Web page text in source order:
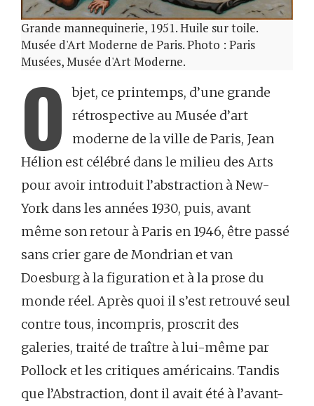
Grande mannequinerie, 1951. Huile sur toile.
Musée d'Art Moderne de Paris. Photo : Paris
Musées, Musée d'Art Moderne.
O
bjet, ce printemps, d’une grande
rétrospective au Musée d’art
moderne de la ville de Paris, Jean
Hélion est célébré dans le milieu des Arts
pour avoir introduit l’abstraction à New-
York dans les années 1930, puis, avant
même son retour à Paris en 1946, être passé
sans crier gare de Mondrian et van
Doesburg à la figuration et à la prose du
monde réel. Après quoi il s’est retrouvé seul
contre tous, incompris, proscrit des
galeries, traité de traître à lui-même par
Pollock et les critiques américains. Tandis
que l’Abstraction, dont il avait été à l’avant-